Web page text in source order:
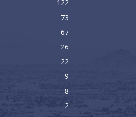
122
73
67
26
22
9
8
2